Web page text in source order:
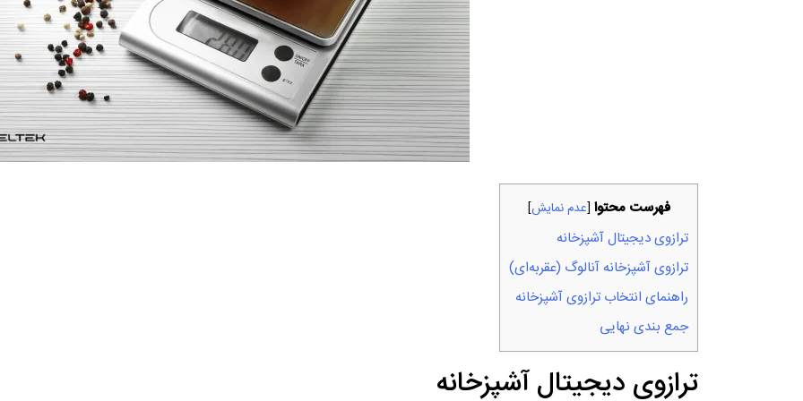
فهرست محتوا [عدم نمایش]
ترازوی دیجیتال آشپزخانه
ترازوی آشپزخانه آنالوگ (عقربه‌ای)
راهنمای انتخاب ترازوی آشپزخانه
جمع‌ بندی نهایی
ترازوی دیجیتال آشپزخانه